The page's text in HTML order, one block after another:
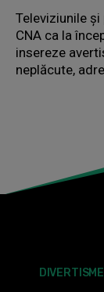
Televiziunile
CNA ca la
insereze
neplăcute,